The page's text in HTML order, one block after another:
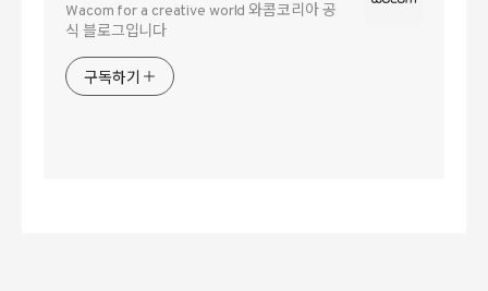
Wacom for a creative world 와콤코리아 공
식 블로그입니다
구독하기